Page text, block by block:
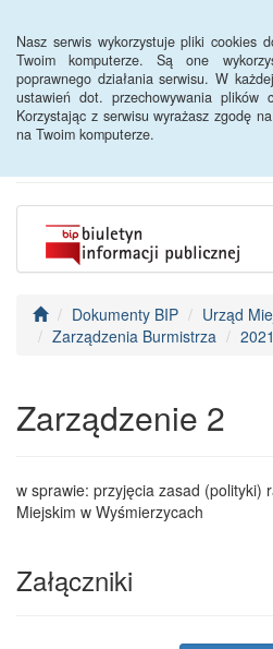
Nasz serwis wykorzystuje pliki cookies
Twoim komputerze. Są one
poprawnego działania serwisu. W
ustawień dot. przechowywania plików
Korzystając z serwisu wyrażasz zgodę
na Twoim komputerze.
BIP - Urząd
Wyśmierzyce
Dokumenty BIP
Urząd
Zarządzenia Burmistrza
2021
Zarządzenie 2
w sprawie: przyjęcia zasad (polityki)
Miejskim w Wyśmierzycach
Załączniki